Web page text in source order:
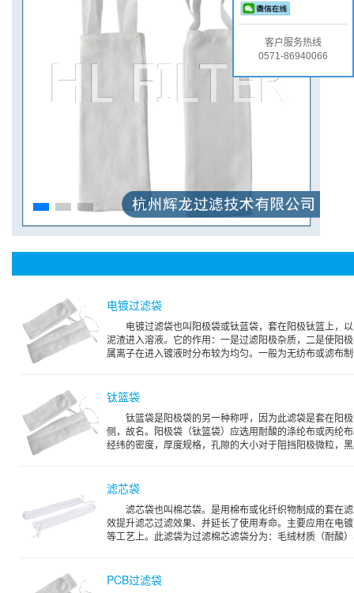
作，
电镀过滤袋
电镀过滤袋也叫阳极袋或钛蓝袋，套在阳极钛篮上，
泥渣进入溶液。它的作用：一是过滤阳极杂质，二是使阳
属离子在进入镀液时分布较为均匀。一般为无纺布或滤布
钛篮袋
钛篮袋是阳极袋的另一种称呼，因为此滤袋是套在阳
侧，故名。阳极袋（钛篮袋）应选用耐酸的涤纶布或丙纶
经纬的密度，厚度规格，孔隙的大小对于阻挡阳极微粒，
滤芯袋
滤芯袋也叫棉芯袋。是用棉布或化纤织物制成的套在
效提升滤芯过滤效果、并延长了使用寿命。主要应用在电
等工艺上。此滤袋为过滤棉芯滤袋分为：毛绒材质（耐酸
PCB过滤袋
客户服务热线
0571-86940066